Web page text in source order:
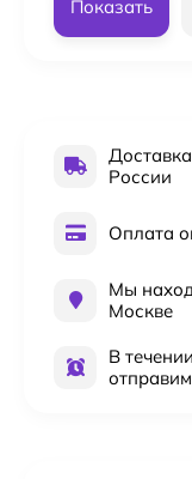
Показать
России
Оплата
Мы
Москве
В 2 016₽
Kydra
Kydra